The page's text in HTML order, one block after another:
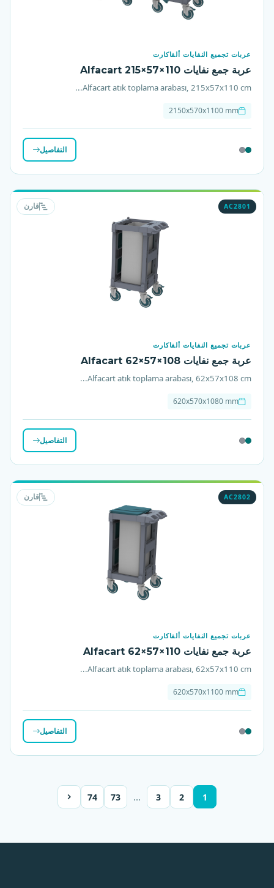
عربات تجميع النفايات ألفاكارت
عربة جمع نفايات Alfacart 215×57×110
Alfacart atık toplama arabası, 215x57x110 cm...
2150x570x1100 mm
التفاصيل
AC2801 قارن
عربات تجميع النفايات ألفاكارت
عربة جمع نفايات Alfacart 62×57×108
Alfacart atık toplama arabası, 62x57x108 cm...
620x570x1080 mm
التفاصيل
AC2802 قارن
عربات تجميع النفايات ألفاكارت
عربة جمع نفايات Alfacart 62×57×110
Alfacart atık toplama arabası, 62x57x110 cm...
620x570x1100 mm
التفاصيل
1
2
3
…
73
74